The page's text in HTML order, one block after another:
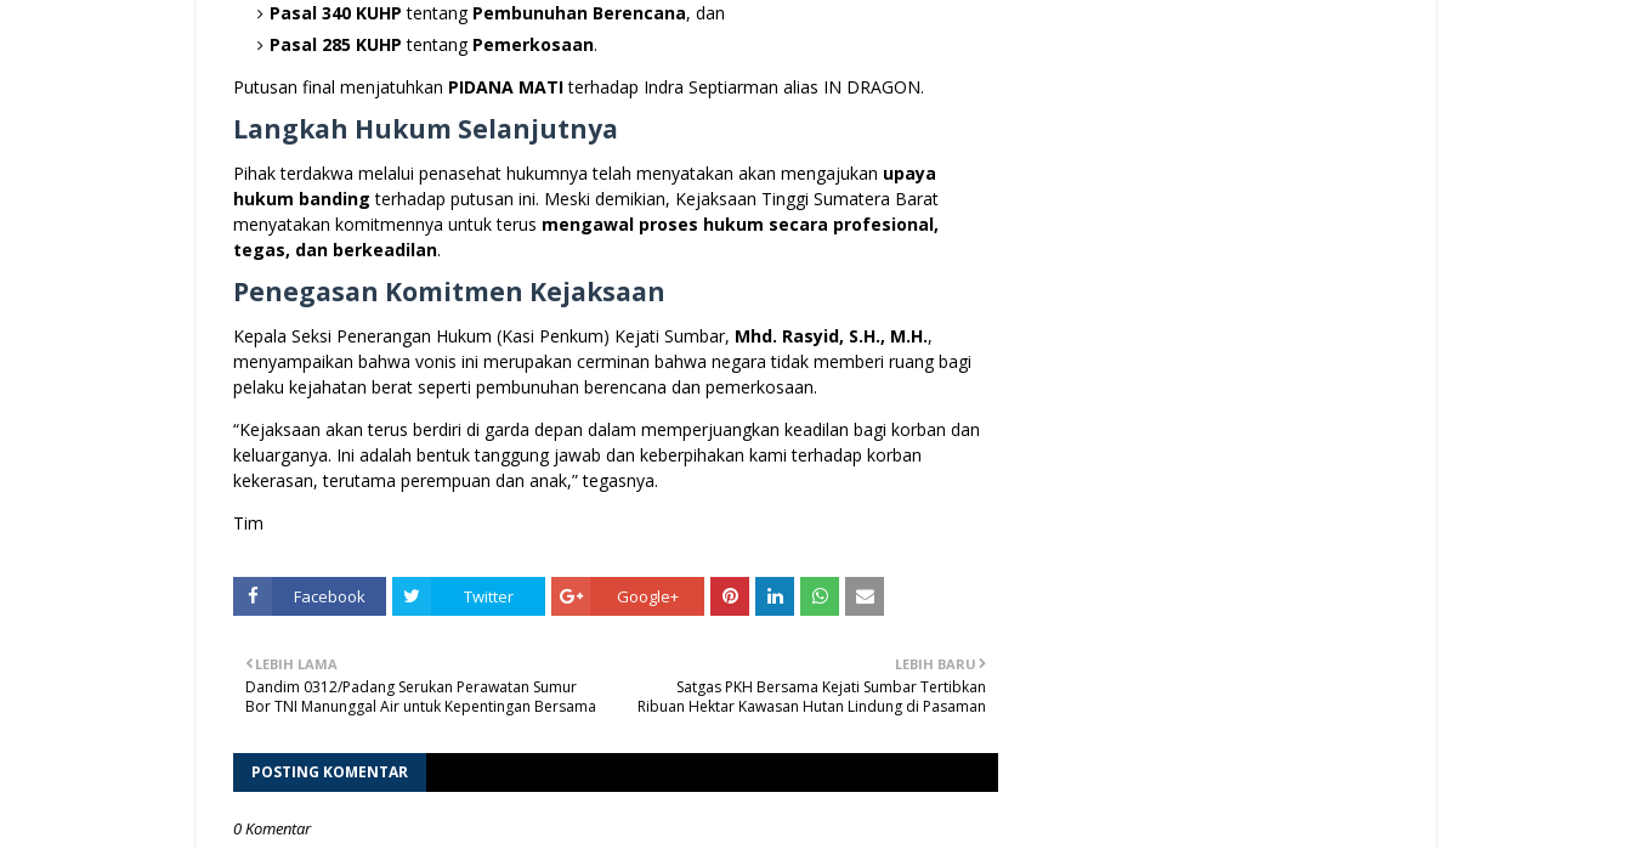
Pasal 340 KUHP tentang Pembunuhan Berencana, dan
Pasal 285 KUHP tentang Pemerkosaan.
Putusan final menjatuhkan PIDANA MATIterhadap Indra Septiarman alias IN DRAGON.
Langkah Hukum Selanjutnya
Pihak terdakwa melalui penasehat hukumnya telah menyatakan akan mengajukan upaya
hukum banding terhadap putusan ini. Meski demikian, Kejaksaan Tinggi Sumatera Barat
menyatakan komitmennya untuk terus mengawal proses hukum secara profesional,
tegas, dan berkeadilan.
Penegasan Komitmen Kejaksaan
Kepala Seksi Penerangan Hukum (Kasi Penkum) Kejati Sumbar, Mhd. Rasyid, S.H., M.H.,
menyampaikan bahwa vonis ini merupakan cerminan bahwa negara tidak memberi ruang bagi
pelaku kejahatan berat seperti pembunuhan berencana dan pemerkosaan.
“Kejaksaan akan terus berdiri di garda depan dalam memperjuangkan keadilan bagi korban dan
keluarganya. Ini adalah bentuk tanggung jawab dan keberpihakan kami terhadap korban
kekerasan, terutama perempuan dan anak,” tegasnya.
Tim
Facebook Twitter Google+
LEBIH BARU
Satgas PKH Bersama Kejati Sumbar Tertibkan
Ribuan Hektar Kawasan Hutan Lindung di Pasaman
LEBIH LAMA
Dandim 0312/Padang Serukan Perawatan Sumur
Bor TNI Manunggal Air untuk Kepentingan Bersama
POSTING KOMENTAR
0 Komentar